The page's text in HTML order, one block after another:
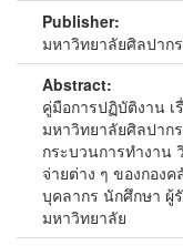
Publisher:
มหาวิทยาลัยศิลปากร
Abstract:
คู่มือการปฏิบัติงาน เ
มหาวิทยาลัยศิลปาก
กระบวนการทำงาน
จ่ายต่าง ๆ ของกอง
บุคลากร นักศึกษา ผู้
มหาวิทยาลัย